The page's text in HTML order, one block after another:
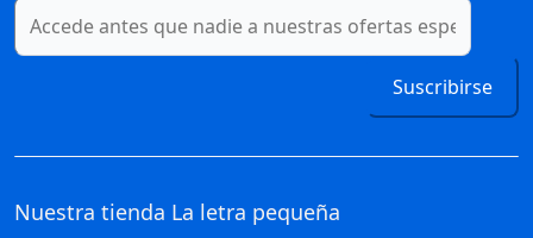
Suscribirse
Nuestra tienda La letra pequeña